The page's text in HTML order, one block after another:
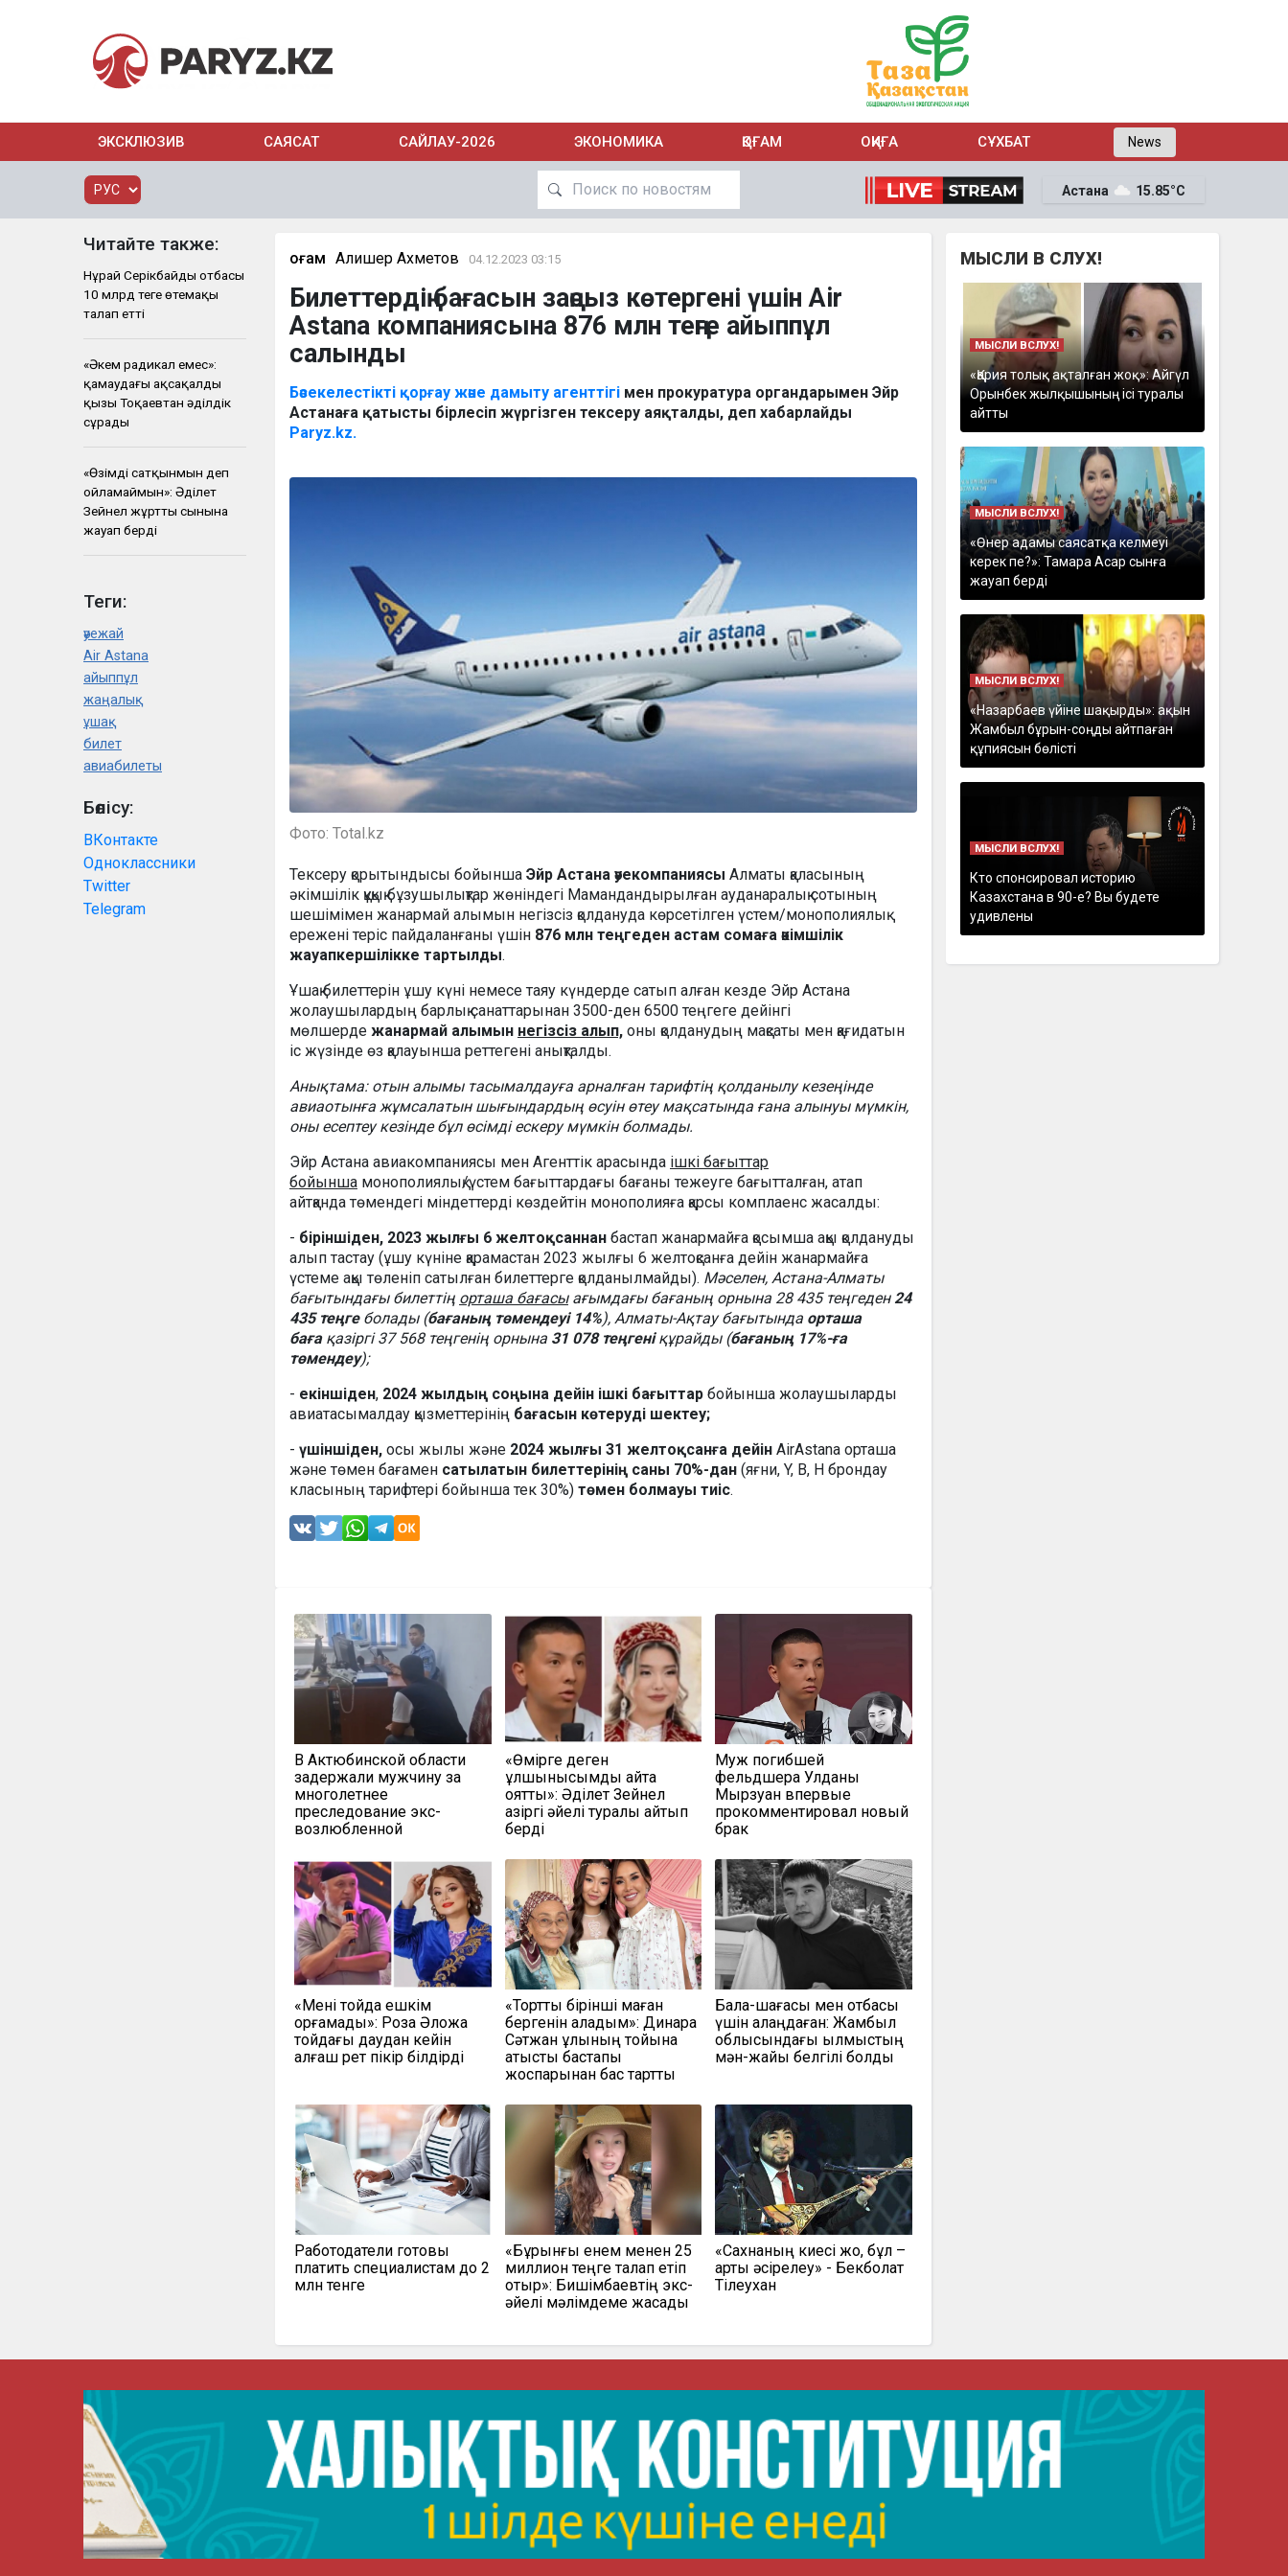
ЭКСКЛЮЗИВ САЯСАТ САЙЛАУ-2026 ЭКОНОМИКА ҚОҒАМ ОҚИҒА СҰХБАТ News
Астана 15.85°C
Читайте также:
Нұрай Серікбайдың отбасы
10 млрд теңге өтемақы
талап етті
«Әкем радикал емес»:
қамаудағы ақсақалдың
қызы Тоқаевтан әділдік
сұрады
«Өзімді сатқынмын деп
ойламаймын»: Әділет
Зейнел жұрттың сынына
жауап берді
Теги:
әуежай
Air Astana
айыппұл
жаңалық
ұшақ
билет
авиабилеты
Бөлісу:
ВКонтакте
Одноклассники
Twitter
Telegram
Қоғам Алишер Ахметов 04.12.2023 03:15
Билеттердің бағасын заңсыз көтергені үшін Air
Astana компаниясына 876 млн теңге айыппұл
салынды
Бәсекелестікті қорғау және дамыту агенттігі мен прокуратура органдарымен Эйр
Астанаға қатысты бірлесіп жүргізген тексеру аяқталды, деп хабарлайды
Paryz.kz.
Фото: Total.kz
Тексеру қорытындысы бойынша Эйр Астана әуекомпаниясы Алматы қаласының
әкімшілік құқық бұзушылықтар жөніндегі Мамандандырылған ауданаралық сотының
шешімімен жанармай алымын негізсіз қолдануда көрсетілген үстем/монополиялық
ережені теріс пайдаланғаны үшін 876 млн теңгеден астам сомаға әкімшілік
жауапкершілікке тартылды.
Ұшақ билеттерін ұшу күні немесе таяу күндерде сатып алған кезде Эйр Астана
жолаушылардың барлық санаттарынан 3500-ден 6500 теңгеге дейінгі
мөлшерде жанармай алымын негізсіз алып, оны қолданудың мақсаты мен қағидатын
іс жүзінде өз қалауынша реттегені анықталды.
Анықтама: отын алымы тасымалдауға арналған тарифтің қолданылу кезеңінде
авиаотынға жұмсалатын шығындардың өсуін өтеу мақсатында ғана алынуы мүмкін,
оны есептеу кезінде бұл өсімді ескеру мүмкін болмады.
Эйр Астана авиакомпаниясы мен Агенттік арасында ішкі бағыттар
бойынша монополиялық/үстем бағыттардағы бағаны тежеуге бағытталған, атап
айтқанда төмендегі міндеттерді көздейтін монополияға қарсы комплаенс жасалды:
- біріншіден, 2023 жылғы 6 желтоқсаннан бастап жанармайға қосымша ақы қолдануды
алып тастау (ұшу күніне қарамастан 2023 жылғы 6 желтоқсанға дейін жанармайға
үстеме ақы төленіп сатылған билеттерге қолданылмайды). Мәселен, Астана-Алматы
бағытындағы билеттің орташа бағасыағымдағы бағаның орнына 28 435 теңгеден 24
435 теңгеболады (бағаның төмендеуі 14%), Алматы-Ақтау бағытында орташа
бағақазіргі 37 568 теңгенің орнына 31 078 теңгеніқұрайды (бағаның 17%-ға
төмендеу);
- екіншіден, 2024 жылдың соңына дейін ішкі бағыттар бойынша жолаушыларды
авиатасымалдау қызметтерінің бағасын көтеруді шектеу;
- үшіншіден, осы жылы және 2024 жылғы 31 желтоқсанға дейін AirAstana орташа
және төмен бағамен сатылатын билеттерінің саны 70%-дан (яғни, Y, B, H брондау
класының тарифтері бойынша тек 30%) төмен болмауы тиіс.
В Актюбинской области
задержали мужчину за
многолетнее
преследование экс-
возлюбленной
«Өмірге деген
құлшынысымды қайта
оятты»: Әділет Зейнел
қазіргі әйелі туралы айтып
берді
Муж погибшей
фельдшера Улданы
Мырзуан впервые
прокомментировал новый
брак
«Мені тойда ешкім
қорғамады»: Роза Әлқожа
тойдағы даудан кейін
алғаш рет пікір білдірді
«Тортты бірінші маған
бергенін қаладым»: Динара
Сәтжан ұлының тойына
қатысты бастапқы
жоспарынан бас тартты
Бала-шағасы мен отбасы
үшін алаңдаған: Жамбыл
облысындағы қылмыстың
мән-жайы белгілі болды
Работодатели готовы
платить специалистам до 2
млн тенге
«Бұрынғы енем менен 25
миллион теңге талап етіп
отыр»: Бишімбаевтің экс-
әйелі мәлімдеме жасады
«Сахнаның киесі жоқ, бұл –
артық әсірелеу» - Бекболат
Тілеухан
МЫСЛИ В СЛУХ!
МЫСЛИ ВСЛУХ!
«Қария толық ақталған жоқ»: Айгүл
Орынбек жылқышының ісі туралы
айтты
МЫСЛИ ВСЛУХ!
«Өнер адамы саясатқа келмеуі
керек пе?»: Тамара Асар сынға
жауап берді
МЫСЛИ ВСЛУХ!
«Назарбаев үйіне шақырды»: ақын
Жамбыл бұрын-соңды айтпаған
құпиясын бөлісті
МЫСЛИ ВСЛУХ!
Кто спонсировал историю
Казахстана в 90-е? Вы будете
удивлены